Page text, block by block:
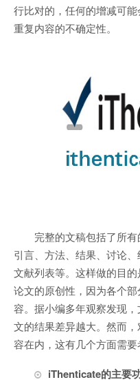
行比对的，任何的增减可
重复内容的不确定性。
完整的文稿包括了所有
引言、方法、结果、讨论
文献列表等。这样做的目
论文的原创性，因为各个
容。据小编多年观察发现
文的结果差异越大。然而
容在内，这有几个方面需要
iThenticate的主要